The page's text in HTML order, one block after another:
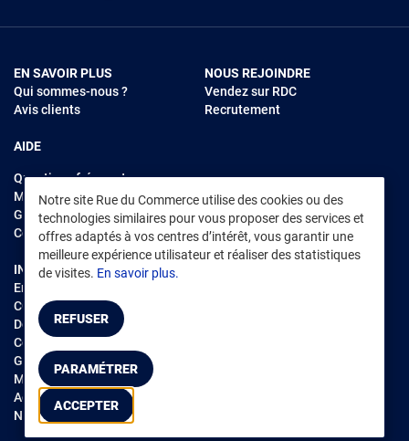
Notre site Rue du Commerce utilise des cookies ou des
technologies similaires pour vous proposer des services et
offres adaptés à vos centres d’intérêt, vous garantir une
meilleure expérience utilisateur et réaliser des statistiques
de visites. En savoir plus.
REFUSER
PARAMÉTRER
ACCEPTER
EN SAVOIR PLUS
Qui sommes-nous ?
Avis clients
AIDE
Questions fréquentes
Modes de règlements
Garantie et retours
Contacter Rue du Commerce
NOUS REJOINDRE
Vendez sur RDC
Recrutement
INFORMATIONS LÉGALES
Environnement
CGV
/CGU Marketplace
Données personnelles
Cookies
Gérer mes cookies
Mentions légales
Accessibilité : non conforme
Notice d'accessibilité